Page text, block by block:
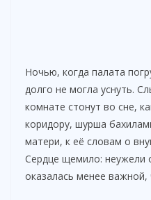
Ночью, когда палата
долго не могла уснуть.
комнате стонут во сне,
коридору, шурша
матери, к её словам о
Сердце щемило:
оказалась менее